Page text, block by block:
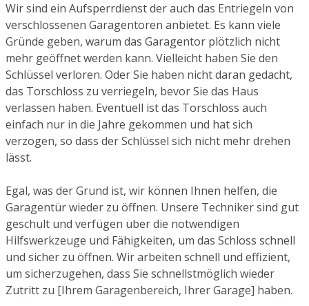
Wir sind ein Aufsperrdienst der auch das Entriegeln von
verschlossenen Garagentoren anbietet. Es kann viele
Gründe geben, warum das Garagentor plötzlich nicht
mehr geöffnet werden kann. Vielleicht haben Sie den
Schlüssel verloren. Oder Sie haben nicht daran gedacht,
das Torschloss zu verriegeln, bevor Sie das Haus
verlassen haben. Eventuell ist das Torschloss auch
einfach nur in die Jahre gekommen und hat sich
verzogen, so dass der Schlüssel sich nicht mehr drehen
lässt.
Egal, was der Grund ist, wir können Ihnen helfen, die
Garagentür wieder zu öffnen. Unsere Techniker sind gut
geschult und verfügen über die notwendigen
Hilfswerkzeuge und Fähigkeiten, um das Schloss schnell
und sicher zu öffnen. Wir arbeiten schnell und effizient,
um sicherzugehen, dass Sie schnellstmöglich wieder
Zutritt zu [Ihrem Garagenbereich, Ihrer Garage] haben.